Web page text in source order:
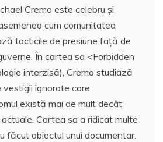
Cremo este celebru şi
cum comunitatea
tacticile de presiune faţă de
În cartea sa <Forbidden
interzisă), Cremo studiază
vestigii ignorate care
există mai de mult decât
Cartea sa a ridicat multe
făcut obiectul unui documentar.